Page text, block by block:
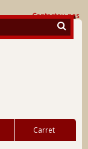
Contacteu-nos
Carret